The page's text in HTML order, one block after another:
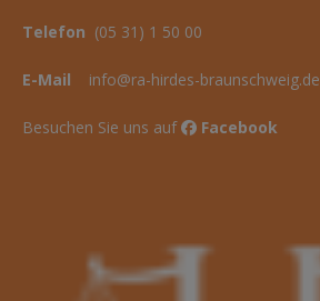
Telefon (05 31) 1 50 00
E-Mail info@ra-hirdes-braunschweig.de
Besuchen Sie uns auf Facebook